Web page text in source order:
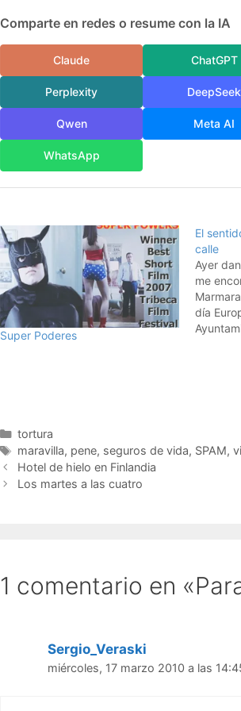
Comparte en redes o resume con la IA
Claude ChatGPT
Perplexity DeepSeek
Qwen Meta AI
WhatsApp
Super Poderes
El
calle
Ayer
me
día
Categorías
tortura
Etiquetas
maravilla, pene, seguros de vida, SPAM,
Hotel de hielo en Finlandia
Los martes a las cuatro
1 comentario en
Sergio_Veraski
miércoles, 17 marzo 2010 a las